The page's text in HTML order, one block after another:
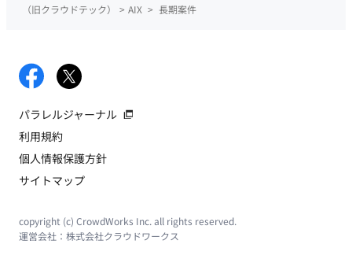
（旧クラウドテック）
> AIX > 長期案件
パラレルジャーナル
利用規約
個人情報保護方針
サイトマップ
copyright (c) CrowdWorks Inc. all rights reserved.
運営会社： 株式会社クラウドワークス